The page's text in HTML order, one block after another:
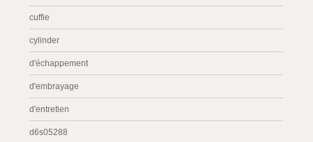
cuffie
cylinder
d'échappement
d'embrayage
d'entretien
d6s05288